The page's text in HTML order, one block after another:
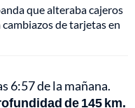
que alteraba cajeros
de tarjetas en
6:57 de la mañana.
de 145 km.